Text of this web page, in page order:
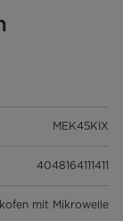
MEK45KIX
4048164111411
mit Mikrowelle